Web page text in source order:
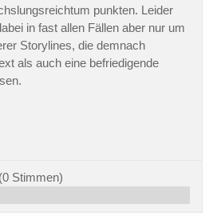
punkten. Leider
in fast allen Fällen aber nur um
Storylines, die demnach
als auch eine befriedigende
(0Stimmen)